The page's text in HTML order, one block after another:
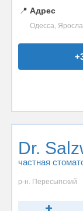
📍 Адрес
Одесса,
Dr.
частная
р-н. Пересыпский